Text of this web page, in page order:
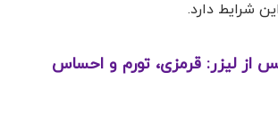
شرایط دارد.
از لیزر: قرمزی، تورم و احساس